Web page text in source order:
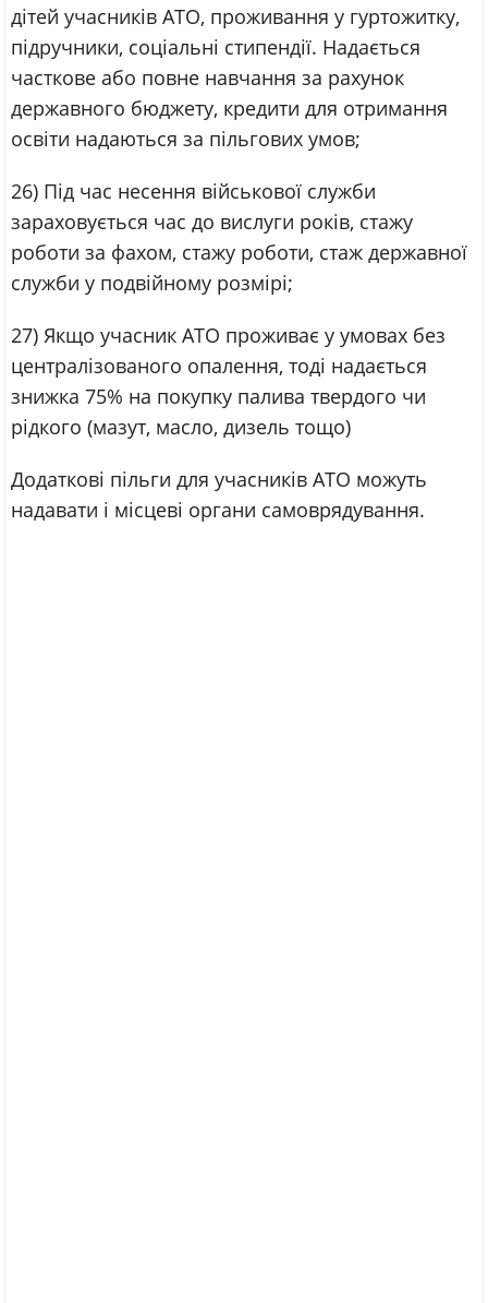
дітей учасників АТО, проживання у гуртожитку,
підручники, соціальні стипендії. Надається
часткове або повне навчання за рахунок
державного бюджету, кредити для отримання
освіти надаються за пільгових умов;
26) Під час несення військової служби
зараховується час до вислуги років, стажу
роботи за фахом, стажу роботи, стаж державної
служби у подвійному розмірі;
27) Якщо учасник АТО проживає у умовах без
централізованого опалення, тоді надається
знижка 75% на покупку палива твердого чи
рідкого (мазут, масло, дизель тощо)
Додаткові пільги для учасників АТО можуть
надавати і місцеві органи самоврядування.